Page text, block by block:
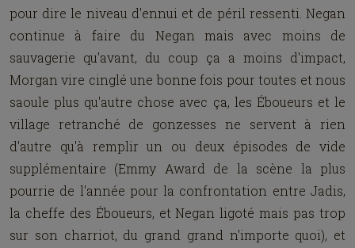
pour dire le niveau d'ennui et de péril ressenti. Negan
continue à faire du Negan mais avec moins de
sauvagerie qu'avant, du coup ça a moins d'impact,
Morgan vire cinglé une bonne fois pour toutes et nous
saoule plus qu'autre chose avec ça, les Éboueurs et le
village retranché de gonzesses ne servent à rien
d'autre qu'à remplir un ou deux épisodes de vide
supplémentaire (Emmy Award de la scène la plus
pourrie de l'année pour la confrontation entre Jadis,
la cheffe des Éboueurs, et Negan ligoté mais pas trop
sur son charriot, du grand grand n'importe quoi), et